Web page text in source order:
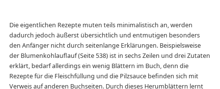
Die eigentlichen Rezepte muten teils minimalistisch an, werden
dadurch jedoch äußerst übersichtlich und entmutigen besonders
den Anfänger nicht durch seitenlange Erklärungen. Beispielsweise
der Blumenkohlauflauf (Seite 538) ist in sechs Zeilen und drei Zutaten
erklärt, bedarf allerdings ein wenig Blättern im Buch, denn die
Rezepte für die Fleischfüllung und die Pilzsauce befinden sich mit
Verweis auf anderen Buchseiten. Durch dieses Herumblättern lernt